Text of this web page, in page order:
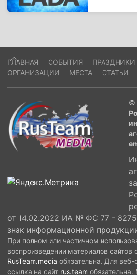
ГЛАВНАЯ СОБЫТИЯ ПРАЗДНИКИ
ОРГАНИЗАЦИИ
МЕСТА СТАТЬИ
©
от 14.02.2022 ИА № ФС 77 -
знак информационной
При полном или частичном
воспроизведении материалов сайтов
RusTeam.media обязательна. Для веб-
ссылка на сайт rus.team обязательна.